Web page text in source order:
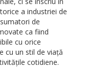
a industriei de
de
ca fiind
cu orice
cu un stil de viață
cotidiene.